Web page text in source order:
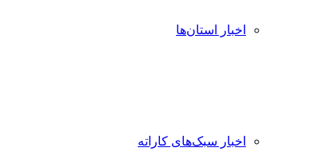
اخبار استان‌ها
اخبار سبک‌های کاراته